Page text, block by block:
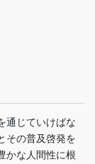
通じていけばな
その普及啓発を
かな人間性に根